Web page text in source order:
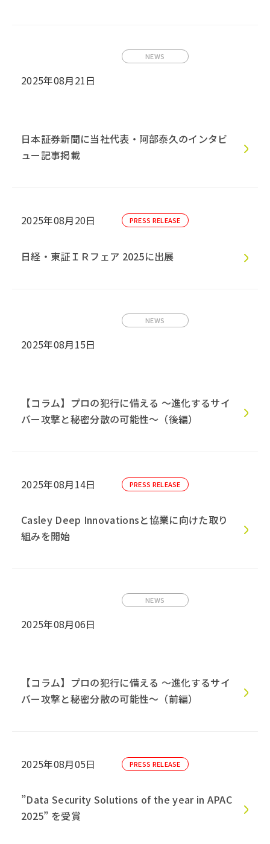
2025年08月21日
NEWS
日本証券新聞に当社代表・阿部泰久のインタビ
ュー記事掲載
2025年08月20日 PRESS RELEASE
日経・東証ＩＲフェア 2025に出展
2025年08月15日
NEWS
【コラム】プロの犯行に備える 〜進化するサイ
バー攻撃と秘密分散の可能性〜（後編）
2025年08月14日 PRESS RELEASE
Casley Deep Innovationsと協業に向けた取り
組みを開始
2025年08月06日
NEWS
【コラム】プロの犯行に備える 〜進化するサイ
バー攻撃と秘密分散の可能性〜（前編）
2025年08月05日 PRESS RELEASE
”Data Security Solutions of the year in APAC
2025” を受賞